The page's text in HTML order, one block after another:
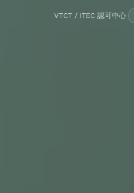
VTCT / ITEC 認可中心·